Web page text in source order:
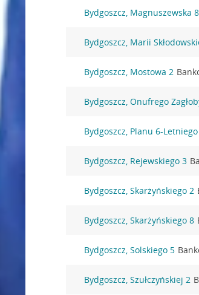
Bydgoszcz, Magnuszewska 8
Bydgoszcz, Marii
Bydgoszcz, Mostowa 2
Bydgoszcz, Onufrego
Bydgoszcz, Planu 6-
Bydgoszcz, Rejewskiego 3
Bydgoszcz, Skarżyńskiego 2
Bydgoszcz, Skarżyńskiego 8
Bydgoszcz, Solskiego 5
Bydgoszcz, Szułczyńskiej 2